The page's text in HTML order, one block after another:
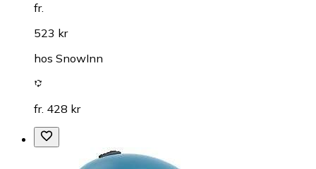
fr.
523 kr
hos SnowInn
fr. 428 kr